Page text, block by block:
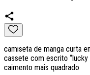
camiseta de manga curta
cassete com escrito “lucky
caimento mais quadrado